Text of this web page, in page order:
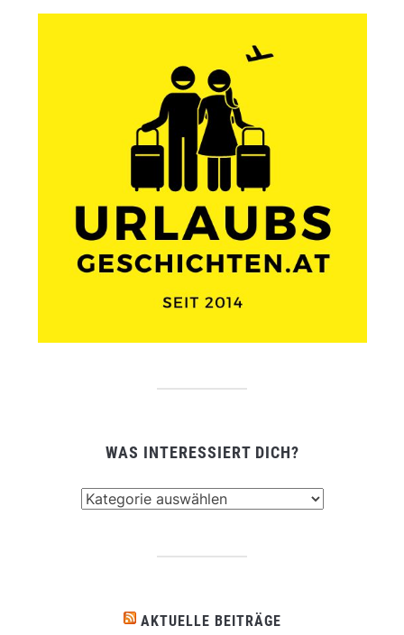
WAS INTERESSIERT DICH?
AKTUELLE BEITRÄGE